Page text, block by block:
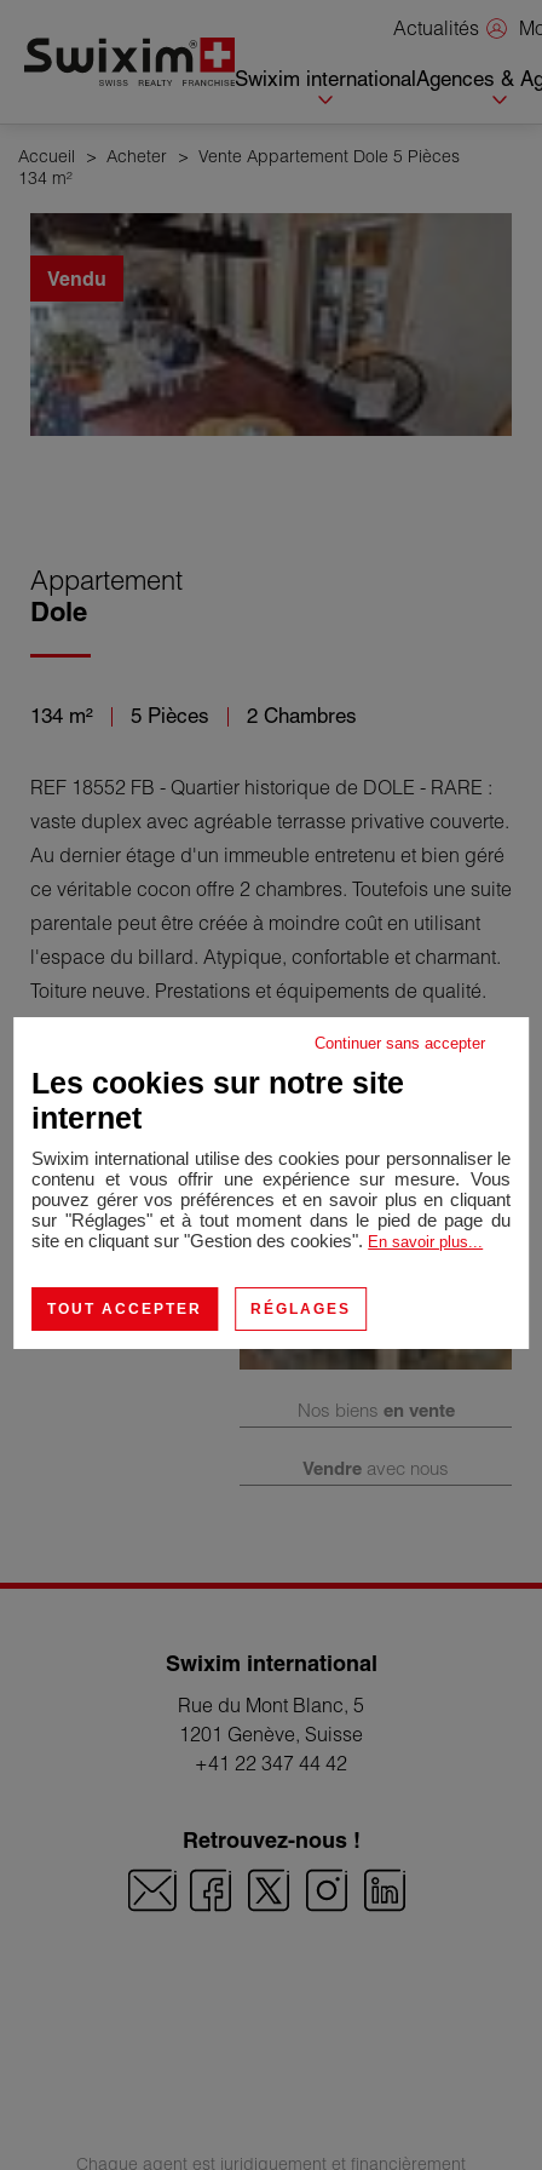
Actualités
Swixim internationalAgences &
Accueil > Acheter > Vente Appartement Dole 5 Pièces
134 m²
Vendu
Appartement
Dole
134 m² 5 Pièces 2 Chambres
REF 18552 FB - Quartier historique de DOLE - RARE :
vaste duplex avec agréable terrasse privative couverte.
Au dernier étage d'un immeuble entretenu et bien géré
ce véritable cocon offre 2 chambres. Toutefois une suite
parentale peut être créée à moindre coût en utilisant
l'espace du billard. Atypique, confortable et charmant.
Toiture neuve. Prestations et équipements de qualité.
Visite virtuelle sur demande. 219 000 euros
Nos biens en vente
Vendre avec nous
Swixim international
Rue du Mont Blanc, 5
1201 Genève, Suisse
+41 22 347 44 42
Retrouvez-nous !
Chaque agent est juridiquement et financièrement
Continuer sans accepter
Les cookies sur notre site
internet
Swixim international utilise des cookies pour personnaliser le
contenu et vous offrir une expérience sur mesure. Vous
pouvez gérer vos préférences et en savoir plus en cliquant
sur "Réglages" et à tout moment dans le pied de page du
site en cliquant sur "Gestion des cookies". En savoir plus...
TOUT ACCEPTER RÉGLAGES